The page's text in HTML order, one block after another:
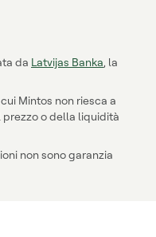
da Latvijas Banka, la
Mintos non riesca a
prezzo o della liquidità
non sono garanzia